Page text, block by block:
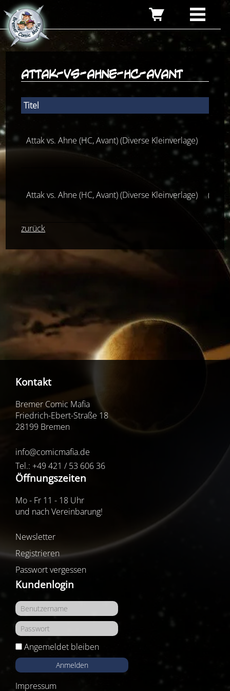
attak-vs-ahne-hc-avant
Titel
Attak vs. Ahne (HC, Avant) (Diverse Kleinverlage)
Attak vs. Ahne (HC, Avant) (Diverse Kleinverlage) (1)
zurück
Kontakt
Bremer Comic Mafia
Friedrich-Ebert-Straße 18
28199 Bremen
info@comicmafia.de
Tel.: +49 421 / 53 606 36
Öffnungszeiten
Mo - Fr 11 - 18 Uhr
und nach Vereinbarung!
Newsletter
Registrieren
Passwort vergessen
Kundenlogin
Angemeldet bleiben
Anmelden
Impressum